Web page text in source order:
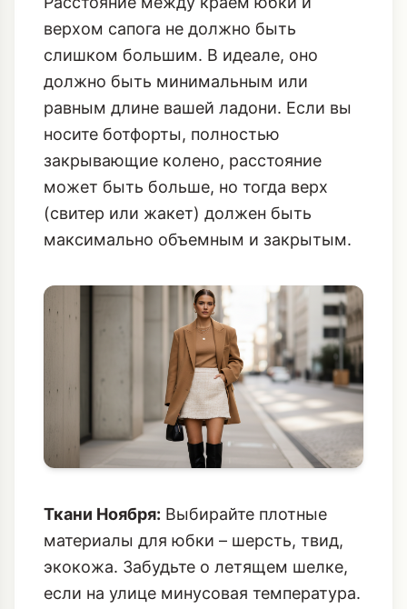
верхом сапога не должно быть
слишком большим. В идеале, оно
должно быть минимальным или
равным длине вашей ладони. Если вы
носите ботфорты, полностью
закрывающие колено, расстояние
может быть больше, но тогда верх
(свитер или жакет) должен быть
максимально объемным и закрытым.
Ткани Ноября: Выбирайте плотные
материалы для юбки – шерсть, твид,
экокожа. Забудьте о летящем шелке,
если на улице минусовая температура.